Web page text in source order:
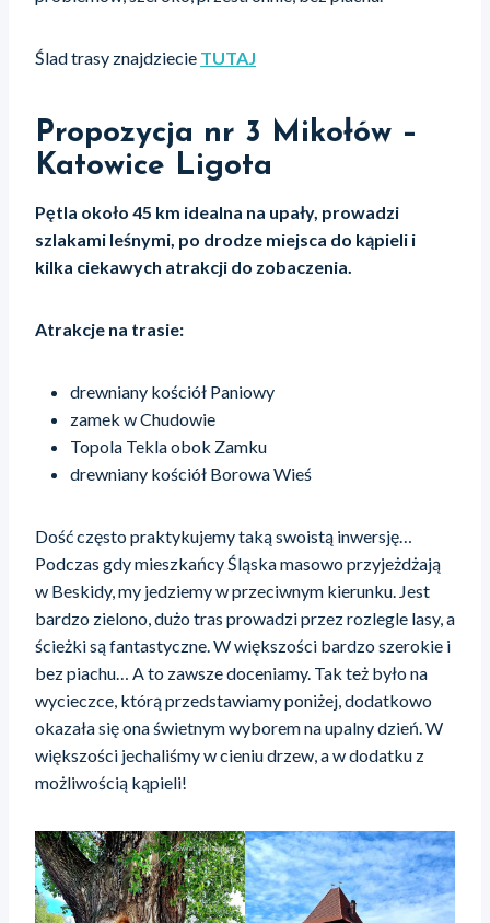
Ślad trasy znajdziecie TUTAJ
Propozycja nr 3 Mikołów –
Katowice Ligota
Pętla około 45 km idealna na upały, prowadzi
szlakami leśnymi, po drodze miejsca do kąpieli i
kilka ciekawych atrakcji do zobaczenia.
Atrakcje na trasie:
drewniany kościół Paniowy
zamek w Chudowie
Topola Tekla obok Zamku
drewniany kościół Borowa Wieś
Dość często praktykujemy taką swoistą inwersję…
Podczas gdy mieszkańcy Śląska masowo przyjeżdżają
w Beskidy, my jedziemy w przeciwnym kierunku. Jest
bardzo zielono, dużo tras prowadzi przez rozlegle lasy, a
ścieżki są fantastyczne. W większości bardzo szerokie i
bez piachu… A to zawsze doceniamy. Tak też było na
wycieczce, którą przedstawiamy poniżej, dodatkowo
okazała się ona świetnym wyborem na upalny dzień. W
większości jechaliśmy w cieniu drzew, a w dodatku z
możliwością kąpieli!